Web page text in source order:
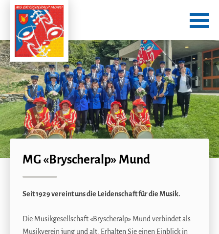
MG «Bryscheralp» Mund
Seit 1929 vereint uns die Leidenschaft für die Musik.
Die Musikgesellschaft «Bryscheralp» Mund verbindet als
Musikverein jung und alt. Erhalten Sie einen Einblick in